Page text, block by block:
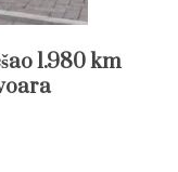
1.980 km